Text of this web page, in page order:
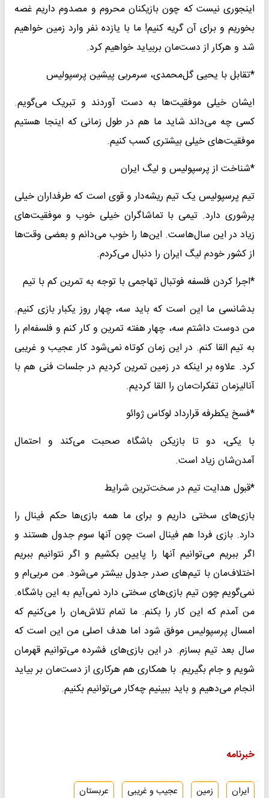
اینجوری نیست که چون بازیکنان محروم و مصدوم داریم غصه
بخوریم و برای آن گریه کنیم! ما با یازده نفر وارد زمین خواهیم
شد و هرکار از دست‌مان بربیاید خواهیم کرد.
*تقابل با یحیی گل‌محمدی، سرمربی پیشین پرسپولیس
ایشان خیلی موفقیت‌ها به دست آوردند و تبریک می‌گویم.
کسی چه می‌داند شاید ما هم در طول زمانی که اینجا هستیم
موفقیت‌های خیلی بیشتری کسب کنیم.
*شناخت از پرسپولیس و لیگ ایران
تیم پرسپولیس یک تیم ریشه‌دار و قوی است که طرفداران خیلی
پرشوری دارد. تیمی با تماشاگران خیلی خوب و موفقیت‌های
زیاد در این سال‌هاست. این‌ها را خوب می‌دانم و بعضی وقت‌ها
از کشور خودم لیگ ایران را دنبال می‌کردم.
*اجرا کردن فلسفه فوتبال تهاجمی با توجه به تمرین کم با تیم
بدشانسی ما این است که باید سه، چهار روز یکبار بازی کنیم.
من دوست داشتم سه، چهار هفته تمرین و کار کنم و فلسفه‌ام را
به تیم القا کنم. در این زمان کوتاه نمی‌شود کار عجیب و غریبی
کرد. علاوه بر اینکه در زمین تمرین کردیم در جلسات فنی هم با
آنالیزمان تفکرات‌مان را القا کردیم.
*فسخ یکطرفه قرارداد لوکاس ژوائو
با یکی، دو تا بازیکن باشگاه صحبت می‌کند و احتمال
آمدن‌شان زیاد است.
*قبول هدایت تیم در سخت‌ترین شرایط
بازی‌های سختی داریم و برای ما همه بازی‌ها حکم فینال را
دارد. بازی فردا هم فینال است چون آنها سوم جدول هستند و
اگر ببریم می‌توانیم آنها را پایین بکشیم و اگر نتوانیم ببریم
اختلاف‌مان با تیم‌های صدر جدول بیشتر می‌شود. من مربی‌ام و
نمی‌گویم چون تیم بازی‌های سختی دارد نمی‌آیم به این باشگاه‌.
من آمدم که این کار را بکنم. ما تمام تلاش‌مان را می‌کنیم که
امسال پرسپولیس موفق شود اما هدف اصلی من این است که
سال بعد تیم بسازم. در این بازی‌های فشرده می‌توانیم قهرمان
شویم و جام بگیریم. با همکاری هم هرکاری از دست‌مان بر بیاید
انجام می‌دهیم و باید ببینیم چه‌کار می‌توانیم بکنیم.
خبرنامه
ایران زمین عجیب و غریبی عربستان